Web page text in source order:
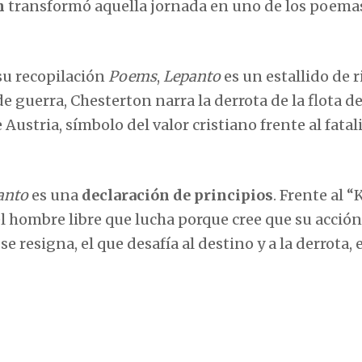
transformó aquella jornada en uno de los
recopilaciónPoems, Lepantoes un estallido de
guerra, Chesterton narra la derrota de la flota
Austria, símbolo del valor cristiano frente al
es una declaración de principios. Frente al
libre que lucha porque cree que su acción
resigna, el que desafía al destino y a la derrota,